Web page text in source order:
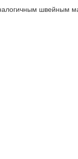
швейным